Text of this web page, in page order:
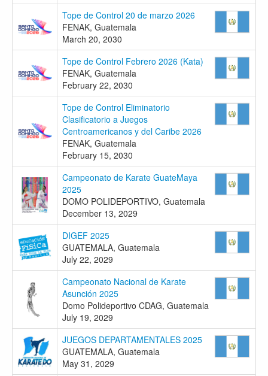
Tope de Control 20 de marzo 2026
FENAK, Guatemala
March 20, 2030
Tope de Control Febrero 2026 (Kata)
FENAK, Guatemala
February 22, 2030
Tope de Control Eliminatorio
Clasificatorio a Juegos
Centroamericanos y del Caribe 2026
FENAK, Guatemala
February 15, 2030
Campeonato de Karate GuateMaya
2025
DOMO POLIDEPORTIVO, Guatemala
December 13, 2029
DIGEF 2025
GUATEMALA, Guatemala
July 22, 2029
Campeonato Nacional de Karate
Asunción 2025
Domo Polideportivo CDAG, Guatemala
July 19, 2029
JUEGOS DEPARTAMENTALES 2025
GUATEMALA, Guatemala
May 31, 2029